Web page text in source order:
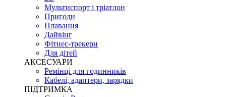
Мультиспорт і тріатлон
Пригоди
Плавання
Дайвінг
Фітнес-трекери
Для дітей
АКСЕСУАРИ
Ремінці для годинників
Кабелі, адаптери, зарядки
ПІДТРИМКА